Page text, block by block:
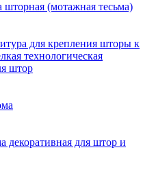
шторная (мотажная тесьма)
для крепления шторы к
технологическая
штор
декоративная для штор и